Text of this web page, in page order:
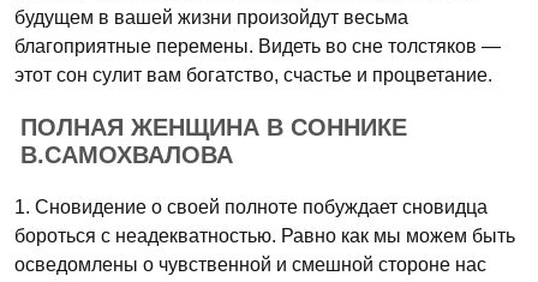
будущем в вашей жизни произойдут весьма
благоприятные перемены. Видеть во сне толстяков —
этот сон сулит вам богатство, счастье и процветание.
ПОЛНАЯ ЖЕНЩИНА В СОННИКЕ
В.САМОХВАЛОВА
1. Сновидение о своей полноте побуждает сновидца
бороться с неадекватностью. Равно как мы можем быть
осведомлены о чувственной и смешной стороне нас